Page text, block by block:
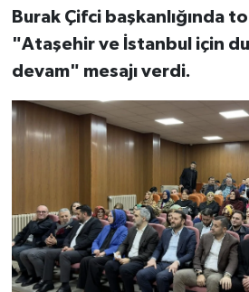
Burak Çifci başkanlığında
"Ataşehir ve İstanbul için
devam" mesajı verdi.